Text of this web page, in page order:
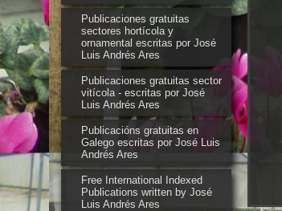
Publicaciones gratuitas
sectores hortícola y
ornamental escritas por José
Luis Andrés Ares
Publicaciones gratuitas sector
vitícola - escritas por José
Luis Andrés Ares
Publicacións gratuitas en
Galego escritas por José Luis
Andrés Ares
Free International Indexed
Publications written by José
Luis Andrés Ares